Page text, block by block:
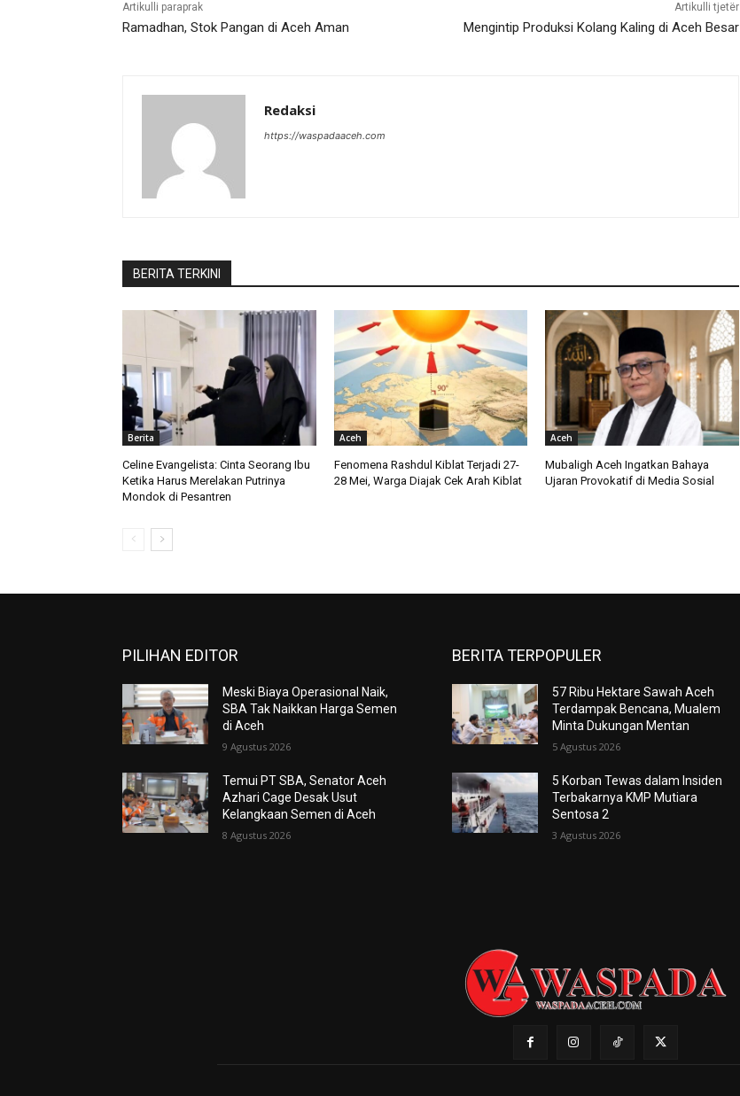
Artikulli paraprak
Ramadhan, Stok Pangan di Aceh Aman
Artikulli tjetër
Mengintip Produksi Kolang Kaling di Aceh Besar
Redaksi
https://waspadaaceh.com
BERITA TERKINI
Berita
Celine Evangelista: Cinta Seorang Ibu
Ketika Harus Merelakan Putrinya
Mondok di Pesantren
Aceh
Fenomena Rashdul Kiblat Terjadi 27-
28 Mei, Warga Diajak Cek Arah Kiblat
Aceh
Mubaligh Aceh Ingatkan Bahaya
Ujaran Provokatif di Media Sosial
PILIHAN EDITOR
Meski Biaya Operasional Naik,
SBA Tak Naikkan Harga Semen
di Aceh
9 Agustus 2026
Temui PT SBA, Senator Aceh
Azhari Cage Desak Usut
Kelangkaan Semen di Aceh
8 Agustus 2026
BERITA TERPOPULER
57 Ribu Hektare Sawah Aceh
Terdampak Bencana, Mualem
Minta Dukungan Mentan
5 Agustus 2026
5 Korban Tewas dalam Insiden
Terbakarnya KMP Mutiara
Sentosa 2
3 Agustus 2026